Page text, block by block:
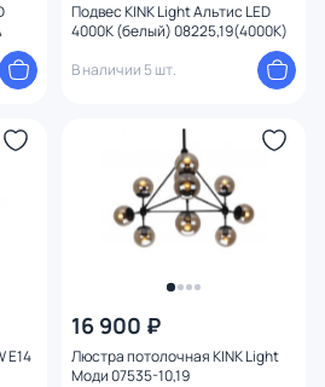
Подвес KINK Light Альтис LED
4000К (белый) 08225,19(4000K)
В наличии 5 шт.
E14
16 900 ₽
Люстра потолочная KINK Light
Моди 07535-10,19